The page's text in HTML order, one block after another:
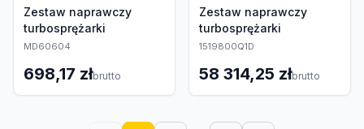
Zestaw naprawczy
turbosprężarki
MD60604
698,17 złbrutto
Zestaw naprawczy
turbosprężarki
1519800Q1D
58 314,25 złbrutto